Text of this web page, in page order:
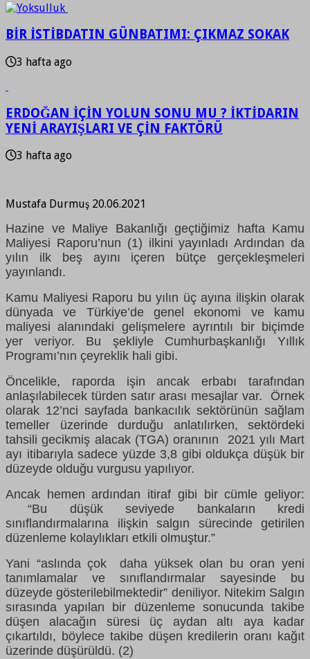
BİR İSTİBDATIN GÜNBATIMI: ÇIKMAZ SOKAK
3 hafta ago
ERDOĞAN İÇİN YOLUN SONU MU ? İKTİDARIN
YENİ ARAYIŞLARI VE ÇİN FAKTÖRÜ
3 hafta ago
Mustafa Durmuş 20.06.2021
Hazine ve Maliye Bakanlığı geçtiğimiz hafta Kamu
Maliyesi Raporu’nun (1) ilkini yayınladı Ardından da
yılın ilk beş ayını içeren bütçe gerçekleşmeleri
yayınlandı.
Kamu Maliyesi Raporu bu yılın üç ayına ilişkin olarak
dünyada ve Türkiye’de genel ekonomi ve kamu
maliyesi alanındaki gelişmelere ayrıntılı bir biçimde
yer veriyor. Bu şekliyle Cumhurbaşkanlığı Yıllık
Programı’nın çeyreklik hali gibi.
Öncelikle, raporda işin ancak erbabı tarafından
anlaşılabilecek türden satır arası mesajlar var. Örnek
olarak 12’nci sayfada bankacılık sektörünün sağlam
temeller üzerinde durduğu anlatılırken, sektördeki
tahsili gecikmiş alacak (TGA) oranının 2021 yılı Mart
ayı itibarıyla sadece yüzde 3,8 gibi oldukça düşük bir
düzeyde olduğu vurgusu yapılıyor.
Ancak hemen ardından itiraf gibi bir cümle geliyor:
“Bu düşük seviyede bankaların kredi
sınıflandırmalarına ilişkin salgın sürecinde getirilen
düzenleme kolaylıkları etkili olmuştur.”
Yani “aslında çok daha yüksek olan bu oran yeni
tanımlamalar ve sınıflandırmalar sayesinde bu
düzeyde gösterilebilmektedir” deniliyor. Nitekim Salgın
sırasında yapılan bir düzenleme sonucunda takibe
düşen alacağın süresi üç aydan altı aya kadar
çıkartıldı, böylece takibe düşen kredilerin oranı kağıt
üzerinde düşürüldü. (2)